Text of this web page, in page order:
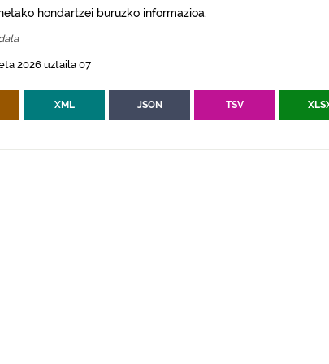
hondartzei buruzko informazioa.
2026 uztaila 07
XML JSON TSV